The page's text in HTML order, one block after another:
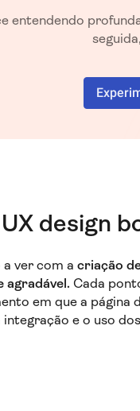
entendendo
design
ver com acriação
agradável. Cada
em que a
e o uso